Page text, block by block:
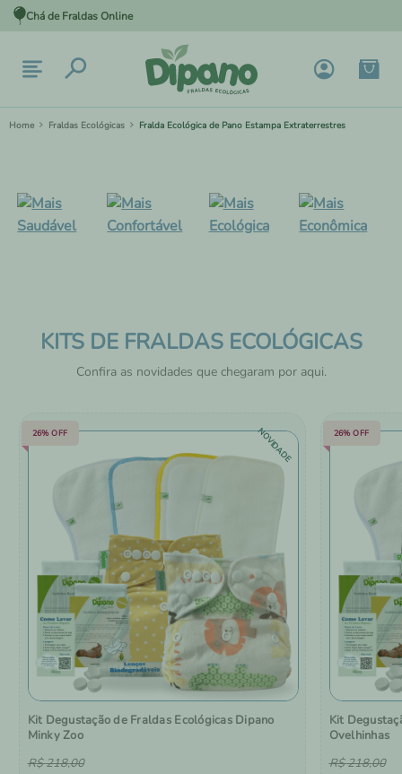
Chá de Fraldas Online
Fraldas Ecológicas Fralda Ecológica de Pano Estampa Extraterrestres
KITS DE FRALDAS ECOLÓGICAS
Confira as novidades que chegaram por aqui.
26% OFF NOVIDADE
Kit Degustação de Fraldas Ecológicas Dipano
Minky Zoo
R$218,00
26% OFF
Kit
Ovelhinhas
R$218,00